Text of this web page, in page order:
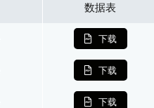
数据表
下载
下载
下载